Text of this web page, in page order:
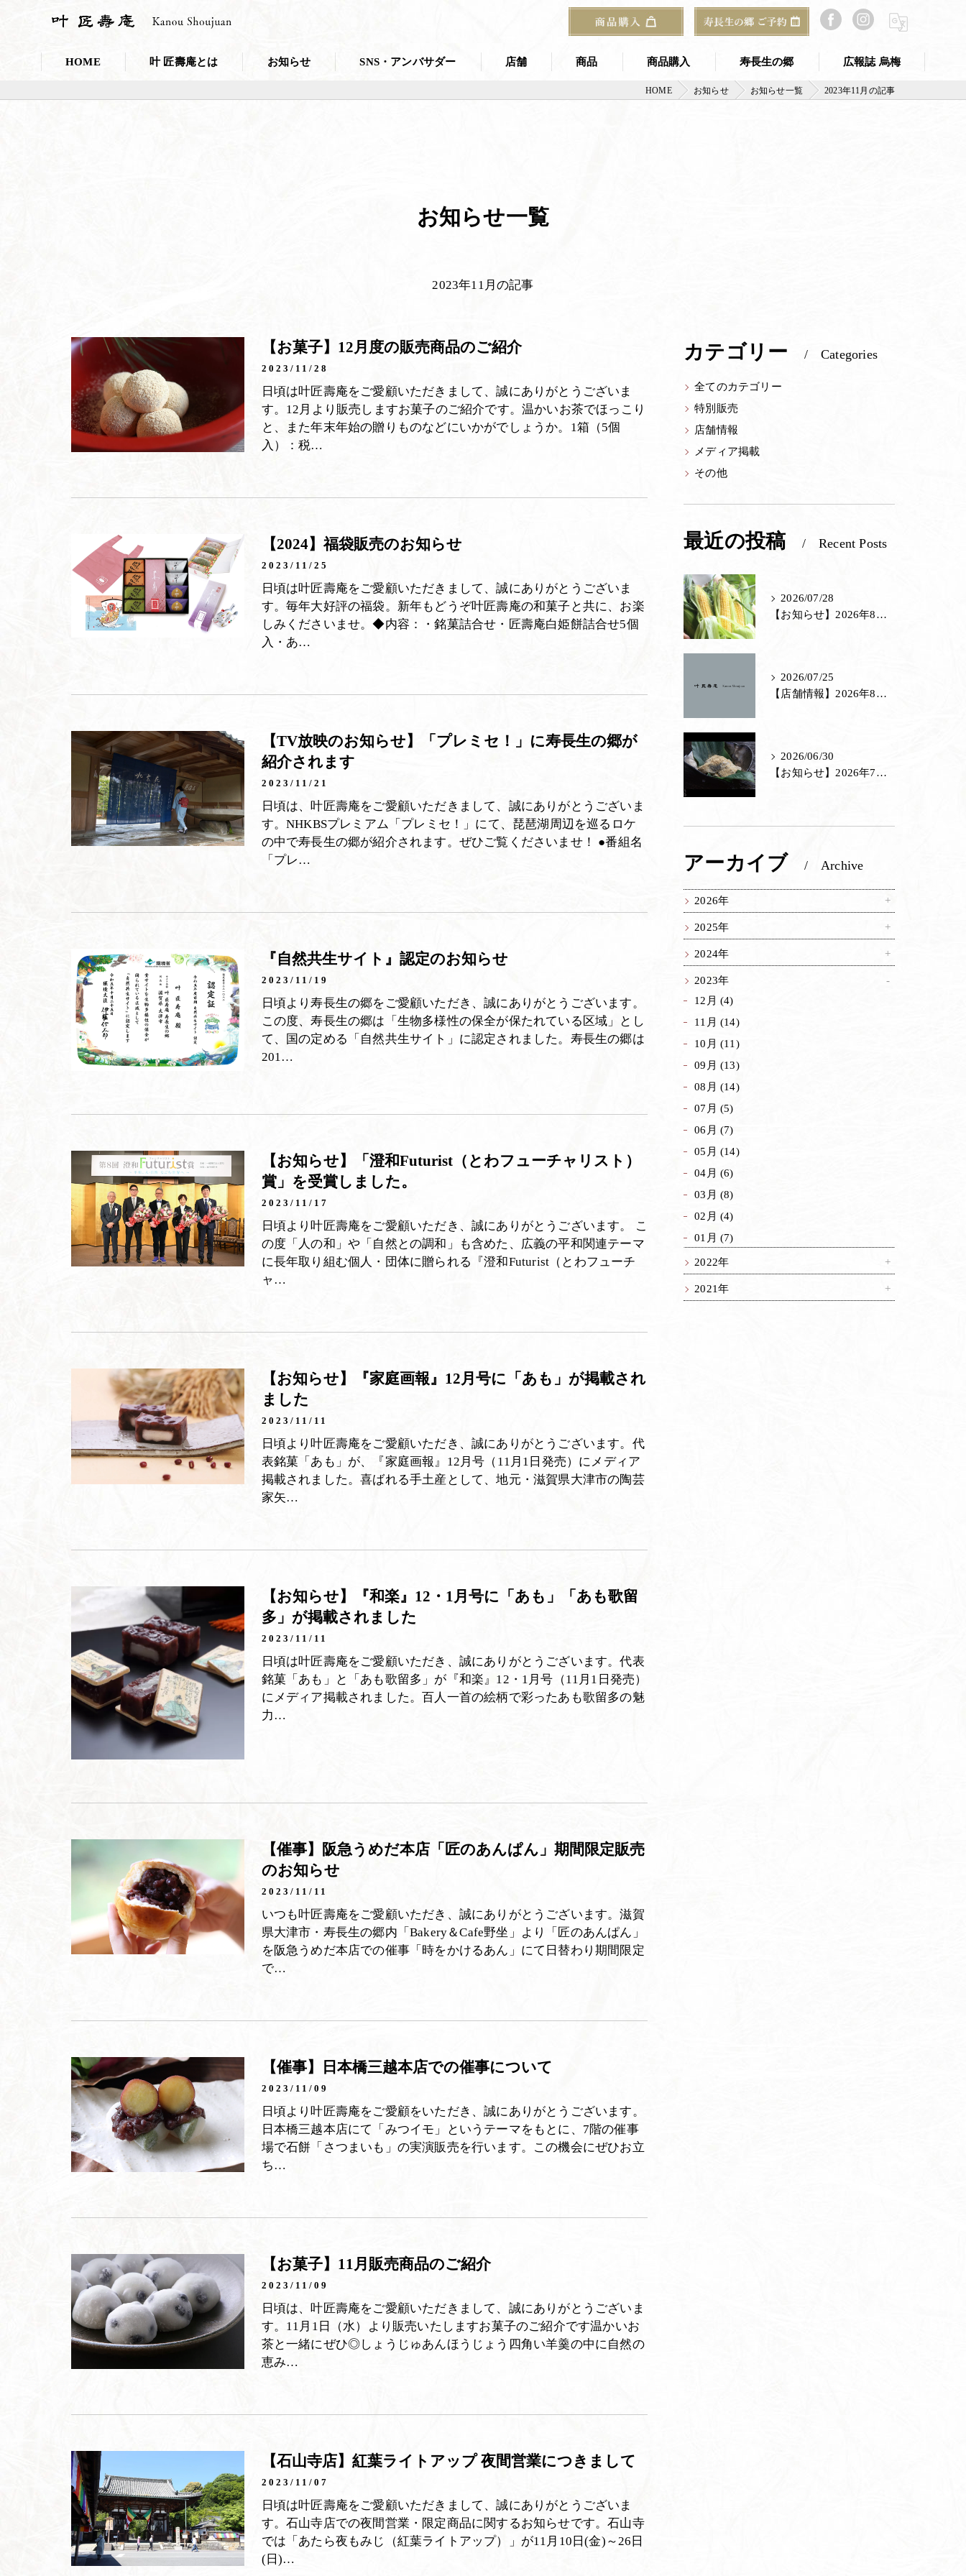
HOME 叶 匠壽庵とは お知らせ SNS・アンバサダー 店舗
宝塚阪急 あずき房
商品 商品購入 寿長生の郷
茶室
里山館／ジェラート
ホール／果子工房
菓子づくりの里山 いろいろと一緒
里山のおはなし
広報誌 烏梅
HOME お知らせ お知らせ一覧 2023年11月の記事
お知らせ一覧
2023年11月の記事
【お菓子】12月度の販売商品のご紹介
2023/11/28
日頃は叶匠壽庵をご愛顧いただきまして、誠にありがとうございま
す。12月より販売しますお菓子のご紹介です。温かいお茶でほっこり
と、また年末年始の贈りものなどにいかがでしょうか。1箱（5個
入）：税…
【2024】福袋販売のお知らせ
2023/11/25
日頃は叶匠壽庵をご愛顧いただきまして、誠にありがとうございま
す。毎年大好評の福袋。新年もどうぞ叶匠壽庵の和菓子と共に、お楽
しみくださいませ。◆内容：・銘菓詰合せ・匠壽庵白姫餅詰合せ5個
入・あ…
【TV放映のお知らせ】「プレミセ！」に寿長生の郷が
紹介されます
2023/11/21
日頃は、叶匠壽庵をご愛顧いただきまして、誠にありがとうございま
す。NHKBSプレミアム「プレミセ！」にて、琵琶湖周辺を巡るロケ
の中で寿長生の郷が紹介されます。ぜひご覧くださいませ！ ●番組名
「プレ…
『自然共生サイト』認定のお知らせ
2023/11/19
日頃より寿長生の郷をご愛顧いただき、誠にありがとうございます。
この度、寿長生の郷は「生物多様性の保全が保たれている区域」とし
て、国の定める「自然共生サイト」に認定されました。寿長生の郷は
201…
【お知らせ】「澄和Futurist（とわフューチャリスト）
賞」を受賞しました。
2023/11/17
日頃より叶匠壽庵をご愛顧いただき、誠にありがとうございます。 こ
の度「人の和」や「自然との調和」も含めた、広義の平和関連テーマ
に長年取り組む個人・団体に贈られる『澄和Futurist（とわフューチ
ャ…
【お知らせ】『家庭画報』12月号に「あも」が掲載され
ました
2023/11/11
日頃より叶匠壽庵をご愛顧いただき、誠にありがとうございます。代
表銘菓「あも」が、『家庭画報』12月号（11月1日発売）にメディア
掲載されました。喜ばれる手土産として、地元・滋賀県大津市の陶芸
家矢…
【お知らせ】『和楽』12・1月号に「あも」「あも歌留
多」が掲載されました
2023/11/11
日頃は叶匠壽庵をご愛顧いただき、誠にありがとうございます。代表
銘菓「あも」と「あも歌留多」が『和楽』12・1月号（11月1日発売）
にメディア掲載されました。百人一首の絵柄で彩ったあも歌留多の魅
力…
【催事】阪急うめだ本店「匠のあんぱん」期間限定販売
のお知らせ
2023/11/11
いつも叶匠壽庵をご愛顧いただき、誠にありがとうございます。滋賀
県大津市・寿長生の郷内「Bakery＆Cafe野坐」より「匠のあんぱん」
を阪急うめだ本店での催事「時をかけるあん」にて日替わり期間限定
で…
【催事】日本橋三越本店での催事について
2023/11/09
日頃より叶匠壽庵をご愛顧をいただき、誠にありがとうございます。
日本橋三越本店にて「みつイモ」というテーマをもとに、7階の催事
場で石餅「さつまいも」の実演販売を行います。この機会にぜひお立
ち…
【お菓子】11月販売商品のご紹介
2023/11/09
日頃は、叶匠壽庵をご愛顧いただきまして、誠にありがとうございま
す。11月1日（水）より販売いたしますお菓子のご紹介です温かいお
茶と一緒にぜひ◎しょうじゅあんほうじょう四角い羊羹の中に自然の
恵み…
【石山寺店】紅葉ライトアップ 夜間営業につきまして
2023/11/07
日頃は叶匠壽庵をご愛顧いただきまして、誠にありがとうございま
す。石山寺店での夜間営業・限定商品に関するお知らせです。石山寺
では「あたら夜もみじ（紅葉ライトアップ）」が11月10日(金)～26日
(日)…
カテゴリー Categories
全てのカテゴリー
特別販売
店舗情報
メディア掲載
その他
最近の投稿 Recent Posts
2026/07/28
【お知らせ】2026年8月の特別販売
2026/07/25
【店舗情報】2026年8月 各店 店休日のお知らせ
2026/06/30
【お知らせ】2026年7月の特別販売
アーカイブ Archive
2026年
2025年
2024年
2023年
12月 (4)
11月 (14)
10月 (11)
09月 (13)
08月 (14)
07月 (5)
06月 (7)
05月 (14)
04月 (6)
03月 (8)
02月 (4)
01月 (7)
2022年
2021年